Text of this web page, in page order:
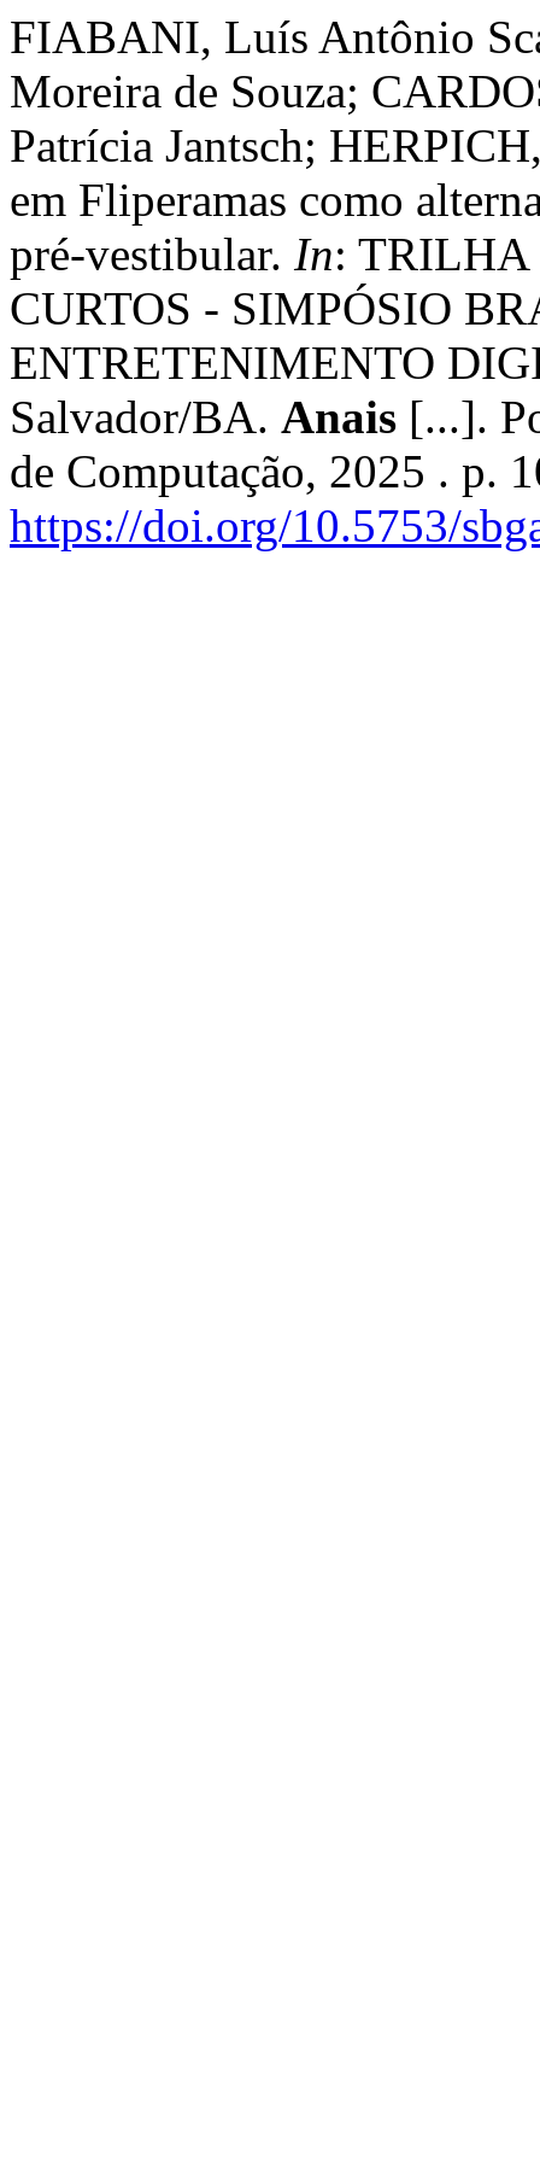
FIABANI, Luís Antônio
Moreira de Souza;
Patrícia Jantsch;
em Fliperamas como
pré-vestibular. In: TRILHA
CURTOS - SIMPÓSIO
ENTRETENIMENTO
Salvador/BA. Anais [...].
de Computação, 2025 . p.
https://doi.org/10.5753/